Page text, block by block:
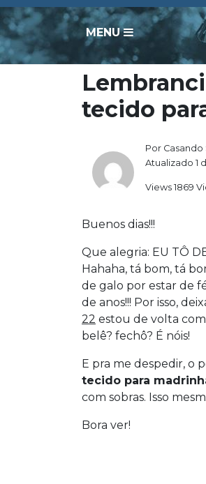
MENU
tecido
Por Casando
Atualizado 1
Views 1869
Buenos dias!!!
Que alegria: EU TÔ
Hahaha, tá bom, tá
de galo por estar de
de anos!!! Por isso,
22 estou de volta
belê? fechô? É nóis!
E pra me despedir, o
tecido para
com sobras. Isso
Bora ver!